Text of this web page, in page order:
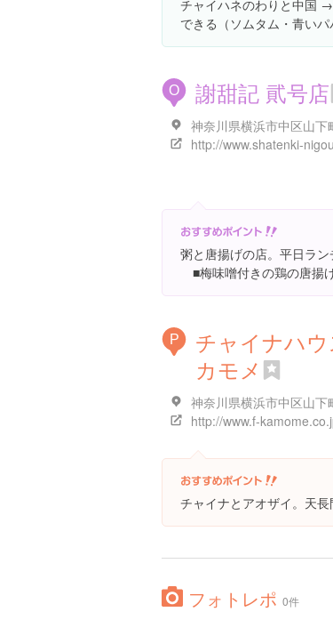
チャイハネのわりと中国
できる（ソムタム・青い
O 謝甜記 貮号店
粥と唐揚げの店。平日ラ
■梅味噌付きの鶏の唐
P
チャイナハ
カモメ
神奈川県横浜市中区山下
http://www.f-
チャイナとアオザイ。天長
フォトレポ 0件